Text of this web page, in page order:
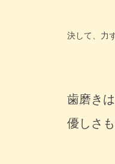
決して、力
歯磨き
優しさ